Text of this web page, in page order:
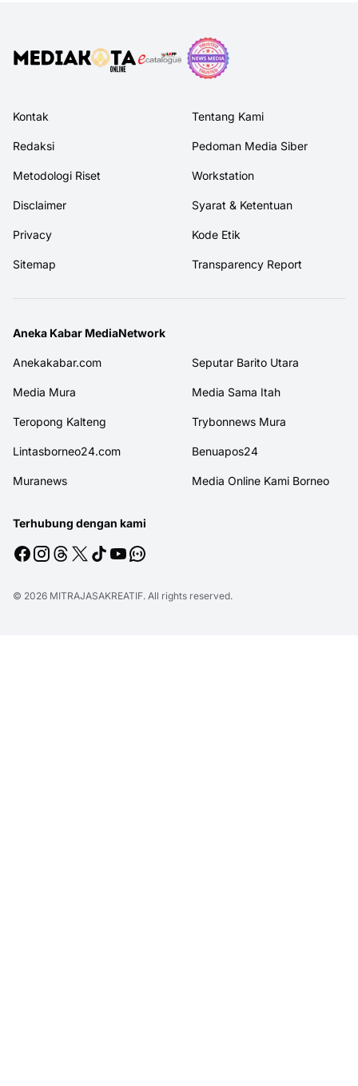
Kontak Tentang Kami
Redaksi Pedoman Media Siber
Metodologi Riset Workstation
Disclaimer Syarat & Ketentuan
Privacy Kode Etik
Sitemap Transparency Report
Aneka Kabar MediaNetwork
Anekakabar.com Seputar Barito Utara
Media Mura Media Sama Itah
Teropong Kalteng Trybonnews Mura
Lintasborneo24.com Benuapos24
Muranews Media Online Kami Borneo
Terhubung dengan kami
© 2026 MITRAJASAKREATIF. All rights reserved.